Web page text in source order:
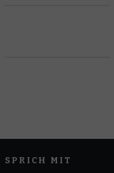
SPRICH MIT